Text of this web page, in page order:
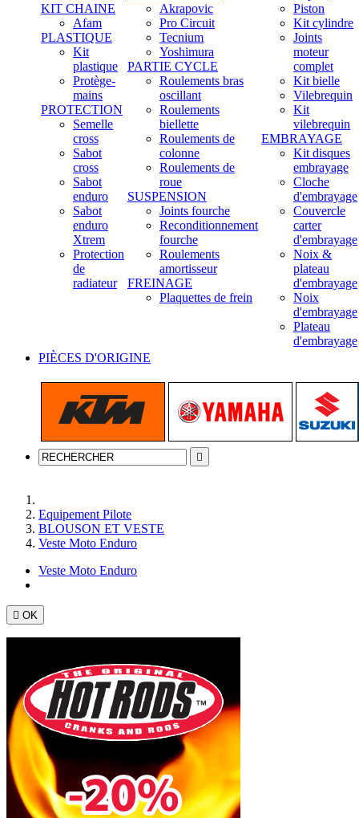
KIT CHAINE
Afam
PLASTIQUE
Kit
plastique
Protège-
mains
PROTECTION
Semelle
cross
Sabot
cross
Sabot
enduro
Sabot
enduro
Xtrem
Protection
de
radiateur
Akrapovic
Pro Circuit
Tecnium
Yoshimura
PARTIE CYCLE
Roulements bras
oscillant
Roulements
biellette
Roulements de
colonne
Roulements de
roue
SUSPENSION
Joints fourche
Reconditionnement
fourche
Roulements
amortisseur
FREINAGE
Plaquettes de frein
Piston
Kit cylindre
Joints
moteur
complet
Kit bielle
Vilebrequin
Kit
vilebrequin
EMBRAYAGE
Kit disques
embrayage
Cloche
d'embrayage
Couvercle
carter
d'embrayage
Noix &
plateau
d'embrayage
Noix
d'embrayage
Plateau
d'embrayage
PIÈCES D'ORIGINE

Equipement Pilote
BLOUSON ET VESTE
Veste Moto Enduro
Veste Moto Enduro
 OK